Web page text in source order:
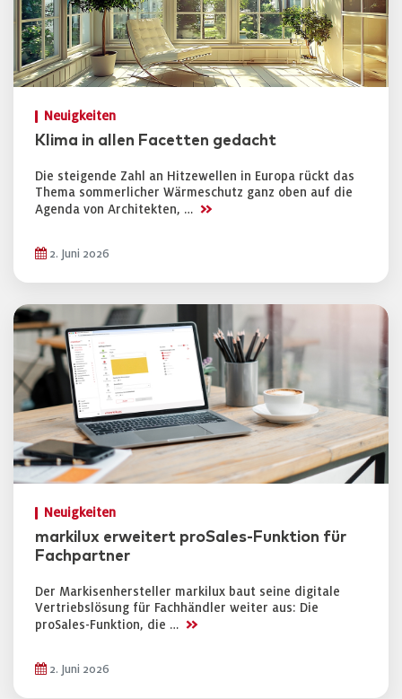
Neuigkeiten
Klima in allen Facetten gedacht
Die steigende Zahl an Hitzewellen in Europa rückt das
Thema sommerlicher Wärmeschutz ganz oben auf die
Agenda von Architekten, … >>
2. Juni 2026
Neuigkeiten
markilux erweitert proSales-Funktion für
Fachpartner
Der Markisenhersteller markilux baut seine digitale
Vertriebslösung für Fachhändler weiter aus: Die
proSales-Funktion, die … >>
2. Juni 2026